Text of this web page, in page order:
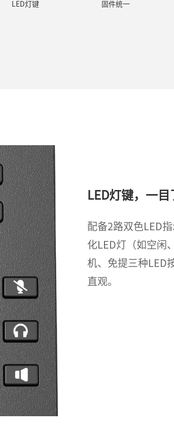
LED灯键 固件统一
LED灯键，一目
配备2路双色LED
化LED灯（如空闲
机、免提三种LED
直观。